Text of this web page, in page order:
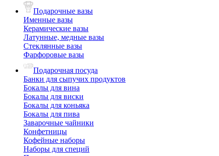
Подарочные вазы
Именные вазы
Керамические вазы
Латунные, медные вазы
Стеклянные вазы
Фарфоровые вазы
Подарочная посуда
Банки для сыпучих продуктов
Бокалы для вина
Бокалы для виски
Бокалы для коньяка
Бокалы для пива
Заварочные чайники
Конфетницы
Кофейные наборы
Наборы для специй